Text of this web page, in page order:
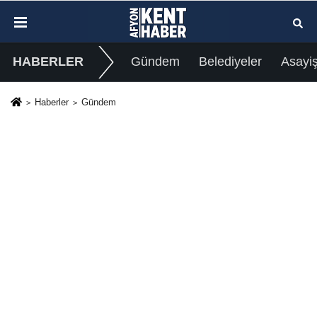
HABERLER Gündem Belediyeler
Haberler Gündem